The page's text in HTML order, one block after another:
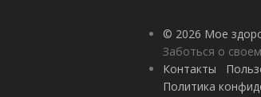
© 2026 Мое
Заботься о
Контакты
Политика